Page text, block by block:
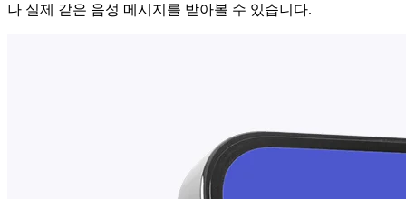
나 실제 같은 음성 메시지를 받아볼 수 있습니다.